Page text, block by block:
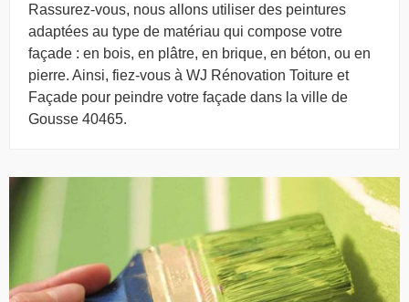
Rassurez-vous, nous allons utiliser des peintures
adaptées au type de matériau qui compose votre
façade : en bois, en plâtre, en brique, en béton, ou en
pierre. Ainsi, fiez-vous à WJ Rénovation Toiture et
Façade pour peindre votre façade dans la ville de
Gousse 40465.